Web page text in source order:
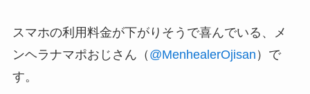
スマホの利用料金が下がりそうで喜んでいる、メ
ンヘラナマポおじさん（ @MenhealerOjisan ）で
す。